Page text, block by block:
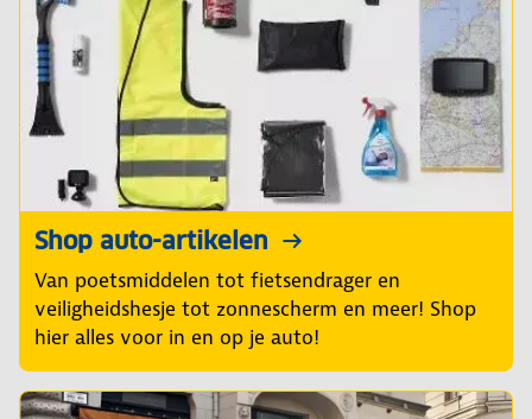
Shop auto-artikelen
Van poetsmiddelen tot fietsendrager en
veiligheidshesje tot zonnescherm en meer! Shop
hier alles voor in en op je auto!